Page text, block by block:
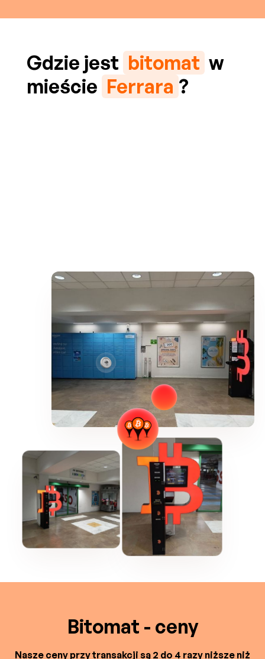
Gdzie jest bitomat w
mieście Ferrara ?
Bitomat - ceny
Nasze ceny przy transakcji są 2 do 4 razy niższe niż